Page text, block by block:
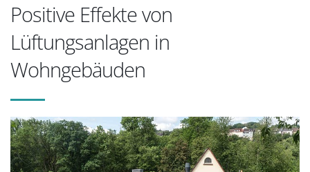
Positive Effekte von
Lüftungsanlagen in
Wohngebäuden